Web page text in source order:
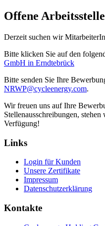
Offene
Derzeit suchen wir
Bitte klicken Sie auf den
GmbH in Erndtebrück
Bitte senden Sie Ihre
NRWP@cycleenergy.com.
Wir freuen uns auf Ihre
Stellenausschreibungen,
Verfügung!
Links
Login für Kunden
Unsere Zertifikate
Impressum
Datenschutzerklärung
Kontakte